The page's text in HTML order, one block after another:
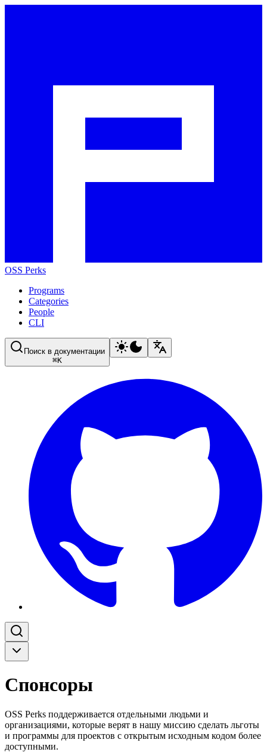
OSS Perks
Programs
Categories
People
CLI
Поиск в документации
⌘K
Спонсоры
OSS Perks поддерживается отдельными людьми и
организациями, которые верят в нашу миссию сделать льготы
и программы для проектов с открытым исходным кодом более
доступными.